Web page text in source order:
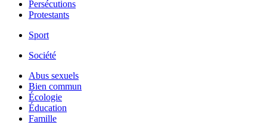
Persécutions
Protestants
Sport
Société
Abus sexuels
Bien commun
Écologie
Éducation
Famille